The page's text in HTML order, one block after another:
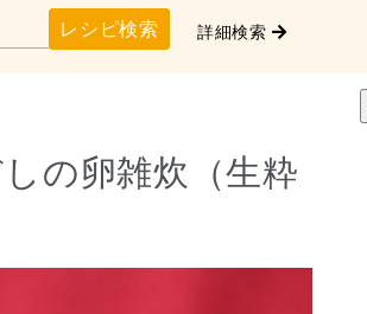
レシピ検索 詳細検索
の卵雑炊（生粋